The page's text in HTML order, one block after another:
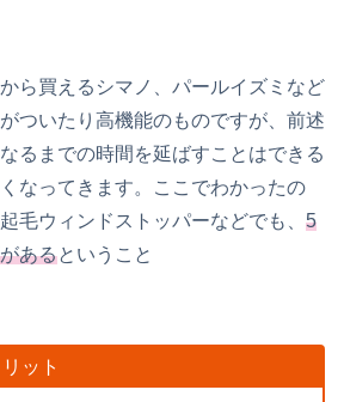
ら買えるシマノ、パールイズミなど
ついたり高機能のものですが、前述
るまでの時間を延ばすことはできる
なってきます。ここでわかったの
毛ウィンドストッパーなどでも、 5
あるということ
ット